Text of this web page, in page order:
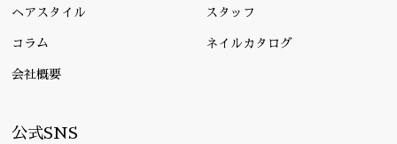
ヘアスタイル スタッフ
コラム ネイルカタログ
会社概要
公式SNS